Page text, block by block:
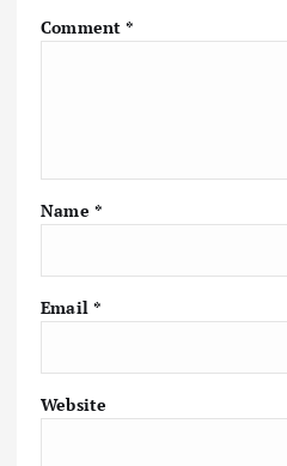
Comment*
Name *
Email *
Website